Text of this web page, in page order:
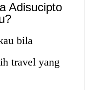
Adisucipto
bila
travel yang